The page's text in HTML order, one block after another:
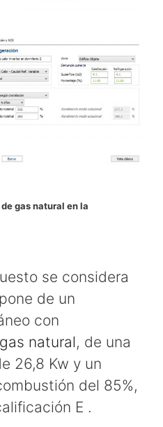
gas natural en la
se considera
de un
con
natural, de una
26,8 Kw y un
del 85%,
E .